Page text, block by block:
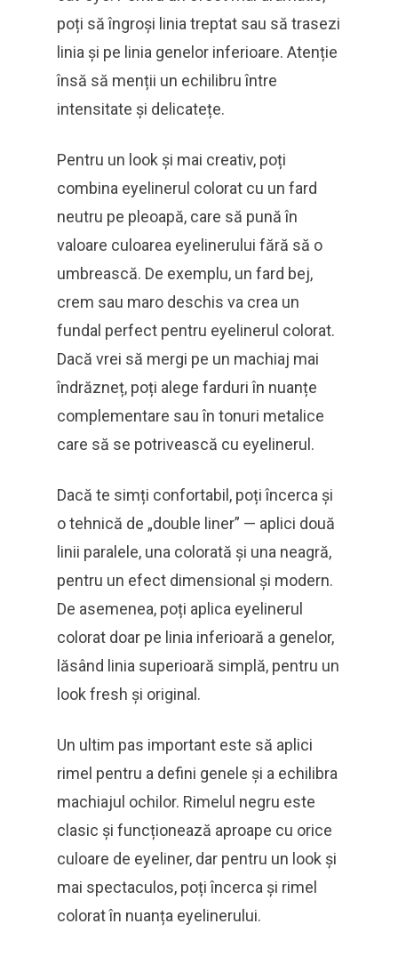
poți să îngroși linia treptat sau să trasezi
linia și pe linia genelor inferioare. Atenție
însă să menții un echilibru între
intensitate și delicatețe.
Pentru un look și mai creativ, poți
combina eyelinerul colorat cu un fard
neutru pe pleoapă, care să pună în
valoare culoarea eyelinerului fără să o
umbrească. De exemplu, un fard bej,
crem sau maro deschis va crea un
fundal perfect pentru eyelinerul colorat.
Dacă vrei să mergi pe un machiaj mai
îndrăzneț, poți alege farduri în nuanțe
complementare sau în tonuri metalice
care să se potrivească cu eyelinerul.
Dacă te simți confortabil, poți încerca și
o tehnică de „double liner” — aplici două
linii paralele, una colorată și una neagră,
pentru un efect dimensional și modern.
De asemenea, poți aplica eyelinerul
colorat doar pe linia inferioară a genelor,
lăsând linia superioară simplă, pentru un
look fresh și original.
Un ultim pas important este să aplici
rimel pentru a defini genele și a echilibra
machiajul ochilor. Rimelul negru este
clasic și funcționează aproape cu orice
culoare de eyeliner, dar pentru un look și
mai spectaculos, poți încerca și rimel
colorat în nuanța eyelinerului.